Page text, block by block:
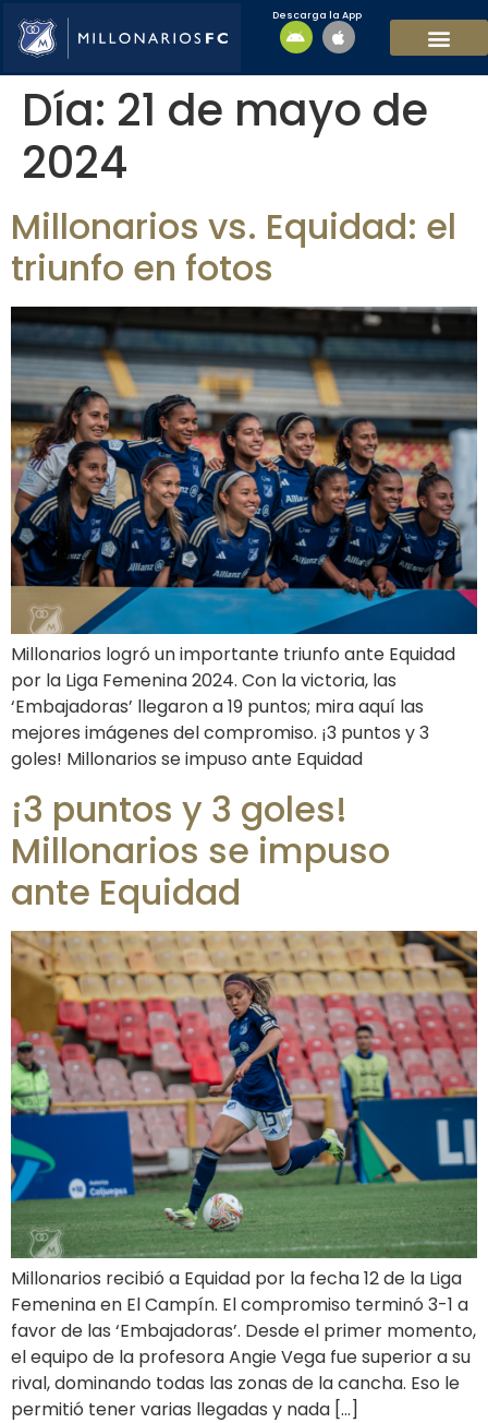
Descarga la App
Día: 21 de mayo de
2024
Millonarios vs. Equidad: el
triunfo en fotos
Millonarios logró un importante triunfo ante Equidad
por la Liga Femenina 2024. Con la victoria, las
‘Embajadoras’ llegaron a 19 puntos; mira aquí las
mejores imágenes del compromiso. ¡3 puntos y 3
goles! Millonarios se impuso ante Equidad
¡3 puntos y 3 goles!
Millonarios se impuso
ante Equidad
Millonarios recibió a Equidad por la fecha 12 de la Liga
Femenina en El Campín. El compromiso terminó 3-1 a
favor de las ‘Embajadoras’. Desde el primer momento,
el equipo de la profesora Angie Vega fue superior a su
rival, dominando todas las zonas de la cancha. Eso le
permitió tener varias llegadas y nada […]